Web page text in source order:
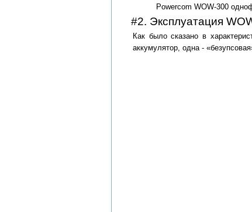
Powercom WOW-300
#2. Эксплуатация
Как было сказано в
аккумулятор, одна -